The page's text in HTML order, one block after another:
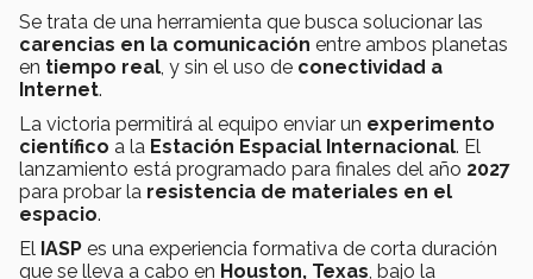
Se trata de una herramienta que busca solucionar las
carencias en la comunicación entre ambos planetas
en tiempo real , y sin el uso de conectividad a
Internet.
La victoria permitirá al equipo enviar un experimento
científico a la Estación Espacial Internacional. El
lanzamiento está programado para finales del año 2027
para probar la resistencia de materiales en el
espacio.
El IASP es una experiencia formativa de corta duración
que se lleva a cabo en Houston, Texas , bajo la